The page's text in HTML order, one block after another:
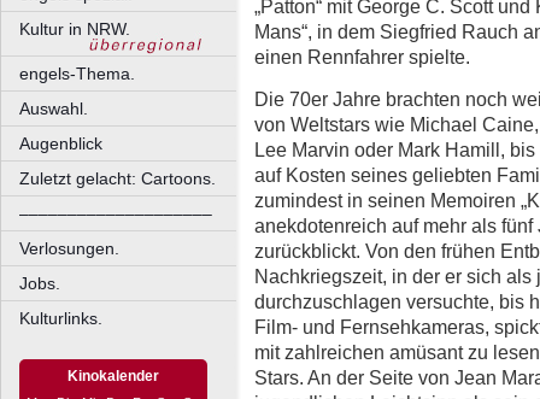
Kultur in NRW.
engels-Thema.
Auswahl.
Augenblick
Zuletzt gelacht: Cartoons.
––––––––––––––––––––
Verlosungen.
Jobs.
Kulturlinks.
Kinokalender
„Patton“ mit George C. Scott
Mans“, in dem Siegfried Rauch
einen Rennfahrer spielte.
Die 70er Jahre brachten noch
von Weltstars wie Michael
Lee Marvin oder Mark Hamill,
auf Kosten seines geliebten
zumindest in seinen Memoiren
anekdotenreich auf mehr als
zurückblickt. Von den frühen
Nachkriegszeit, in der er sich
durchzuschlagen versuchte, bis
Film- und Fernsehkameras,
mit zahlreichen amüsant zu
Stars. An der Seite von Jean